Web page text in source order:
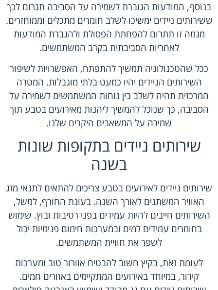
בנוסף, המודעות הגוברת לשמירה על הסביבה תגרום לכך
ששירותים ניידים ימשיכו לשלב חומרים מתכלים וממוחזרים.
מגמה זו תתרום להפחתת הפסולת ולהגברת המודעות
לאחריות הסביבתית בקרב המשתמשים.
ככל שהטכנולוגיה תמשיך להתפתח, האפשרויות לשיפור
השירותים הניידים יהיו כמעט בלתי מוגבלות. המטרה
המרכזית תהיה לשלב בין נוחות המשתמשים לשמירה על
הסביבה, כך שנוכל להמשיך ליהנות מאירועים בטבע תוך
שמירה על המשאבים היקרים שלנו.
שירותים ניידים בתקופות שונות
בשנה
שירותים ניידים לאירועים בטבע צריכים להתאים לתנאי מזג
האוויר המשתנים לאורך השנה. בעונת החורף, למשל,
השירותים חייבים להיות עמידים בפני רטיבות ובוץ. שימוש
בחומרים עמידים למים ובמערכות חימום פנימיות יכול
לשפר את חוויית המשתמשים.
לעומת זאת, בקיץ חשוב להבטיח אוורור טוב ומערכות
קירור, במיוחד באירועים המתקיימים באזורים חמים.